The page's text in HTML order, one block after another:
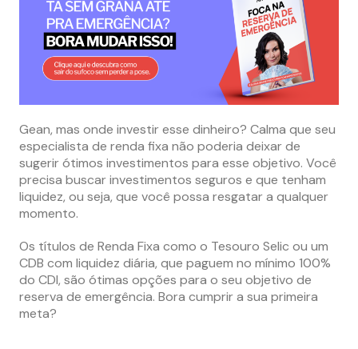
Gean, mas onde investir esse dinheiro? Calma que seu
especialista de renda fixa não poderia deixar de
sugerir ótimos investimentos para esse objetivo. Você
precisa buscar investimentos seguros e que tenham
liquidez, ou seja, que você possa resgatar a qualquer
momento.
Os títulos de Renda Fixa como o Tesouro Selic ou um
CDB com liquidez diária, que paguem no mínimo 100%
do CDI, são ótimas opções para o seu objetivo de
reserva de emergência. Bora cumprir a sua primeira
meta?